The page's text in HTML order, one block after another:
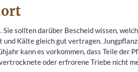
sollten darüber Bescheid wissen,
und Kälte gleich gut vertragen.
kann es vorkommen, dass Teile der
oder erfrorene Triebe nicht